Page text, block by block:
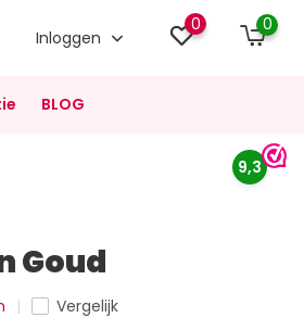
Inloggen
0 0
BLOG
9,3
Goud
Vergelijk